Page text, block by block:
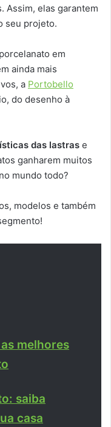
Assim, elas garantem
seu projeto.
em
ainda mais
a Portobello
do desenho à
das lastras e
ganharem muitos
mundo todo?
modelos e também
melhores
saiba
casa